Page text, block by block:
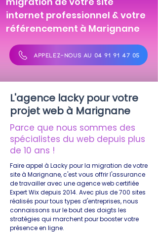
internet professionnel & votre
référencement à Marignane
APPELEZ-NOUS AU 04 91 91 47 05
L'agence lacky pour votre
projet web à Marignane
Parce que nous sommes des
spécialistes du web depuis plus
de 10 ans !
Faire appel à Lacky pour la migration de votre
site à Marignane, c'est vous offrir l'assurance
de travailler avec une agence web certifiée
Expert Wix depuis 2014. Avec plus de 700 sites
réalisés pour tous types d'entreprises, nous
connaissons sur le bout des doigts les
stratégies qui marchent pour booster votre
présence en ligne.